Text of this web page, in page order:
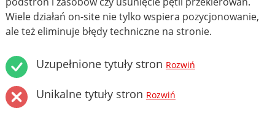
Wiele działań on-site nie tylko wspiera pozycjonowanie,
ale też eliminuje błędy techniczne na stronie.
Uzupełnione tytuły stron Rozwiń
Unikalne tytuły stron Rozwiń